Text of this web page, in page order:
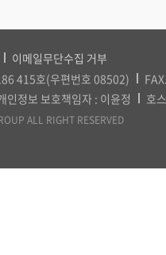
이메일무단수집 거부
415호(우편번호 08502)
인정보 보호책임자 : 이윤정 호
ALL RIGHT RESERVED